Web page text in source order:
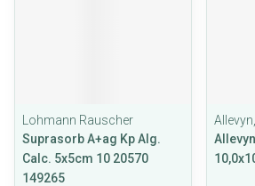
Lohmann Rauscher
Suprasorb A+ag Kp Alg.
Calc. 5x5cm 10 20570
149265